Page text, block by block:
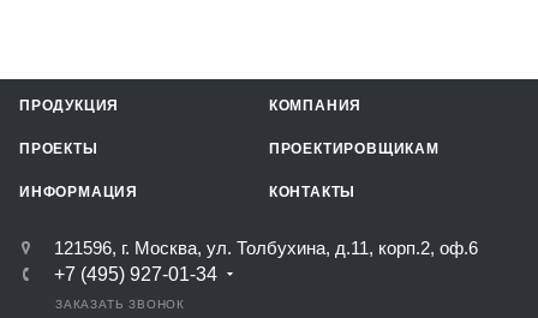
ПРОДУКЦИЯ КОМПАНИЯ
ПРОЕКТЫ ПРОЕКТИРОВЩИКАМ
ИНФОРМАЦИЯ КОНТАКТЫ
121596, г. Москва, ул. Толбухина, д.11, корп.2, оф.6
+7 (495) 927-01-34
ЗАКАЗАТЬ ЗВОНОК